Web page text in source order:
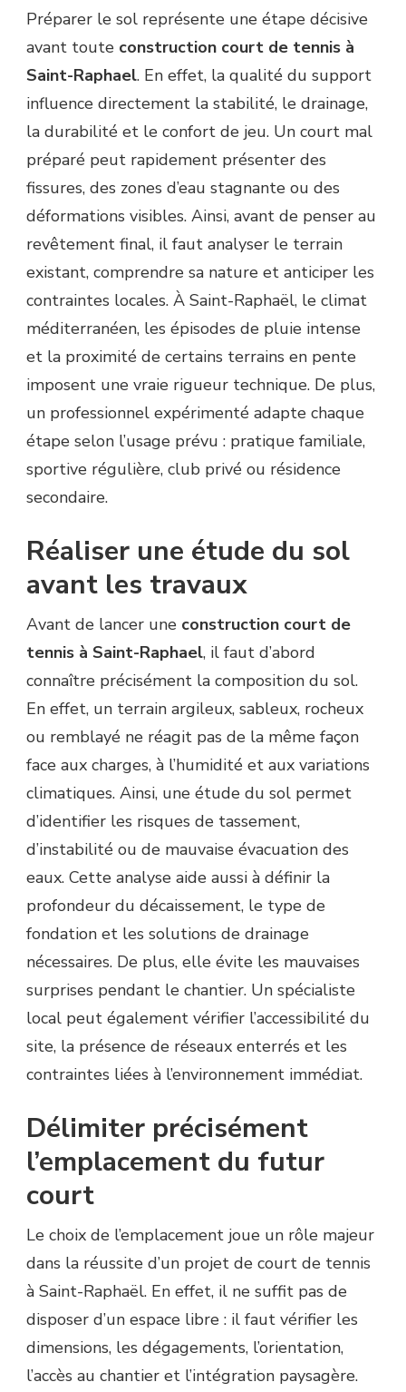
TENNIS
À
RAPHAEL
Préparer le sol représente une étape décisive
avant toute construction court de tennis à
Saint-Raphael. En effet, la qualité du support
influence directement la stabilité, le drainage,
la durabilité et le confort de jeu. Un court mal
préparé peut rapidement présenter des
fissures, des zones d’eau stagnante ou des
déformations visibles. Ainsi, avant de penser au
revêtement final, il faut analyser le terrain
existant, comprendre sa nature et anticiper les
contraintes locales. À Saint-Raphaël, le climat
méditerranéen, les épisodes de pluie intense
et la proximité de certains terrains en pente
imposent une vraie rigueur technique. De plus,
un professionnel expérimenté adapte chaque
étape selon l’usage prévu : pratique familiale,
sportive régulière, club privé ou résidence
secondaire.
Réaliser une étude du sol
avant les travaux
Avant de lancer une construction court de
tennis à Saint-Raphael, il faut d’abord
connaître précisément la composition du sol.
En effet, un terrain argileux, sableux, rocheux
ou remblayé ne réagit pas de la même façon
face aux charges, à l’humidité et aux variations
climatiques. Ainsi, une étude du sol permet
d’identifier les risques de tassement,
d’instabilité ou de mauvaise évacuation des
eaux. Cette analyse aide aussi à définir la
profondeur du décaissement, le type de
fondation et les solutions de drainage
nécessaires. De plus, elle évite les mauvaises
surprises pendant le chantier. Un spécialiste
local peut également vérifier l’accessibilité du
site, la présence de réseaux enterrés et les
contraintes liées à l’environnement immédiat.
Délimiter précisément
l’emplacement du futur
court
Le choix de l’emplacement joue un rôle majeur
dans la réussite d’un projet de court de tennis
à Saint-Raphaël. En effet, il ne suffit pas de
disposer d’un espace libre : il faut vérifier les
dimensions, les dégagements, l’orientation,
l’accès au chantier et l’intégration paysagère.